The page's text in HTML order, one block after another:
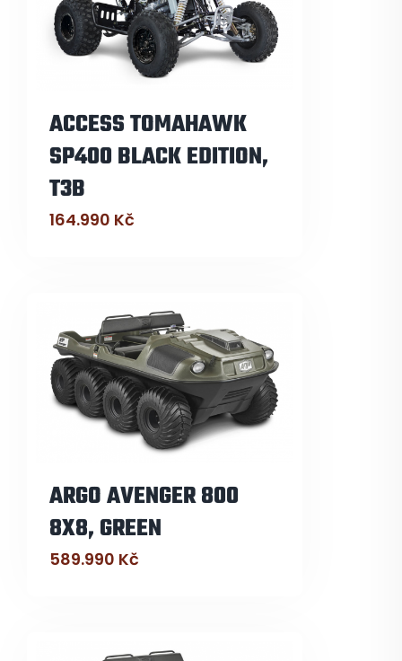
ACCESS TOMAHAWK
SP400 BLACK EDITION,
T3B
164.990 Kč
ARGO AVENGER 800
8X8, GREEN
589.990 Kč